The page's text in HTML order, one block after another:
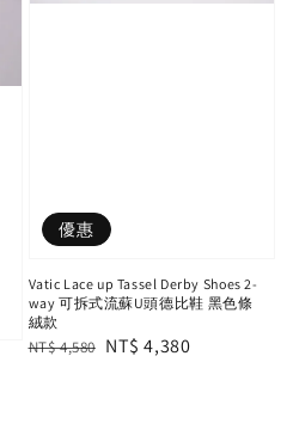
優惠
Vatic Lace up Tassel Derby Shoes 2-
way 可拆式流蘇U頭德比鞋 黑色條
絨款
Regular
NT$ 4,580 Sale
NT$ 4,380